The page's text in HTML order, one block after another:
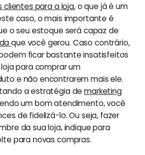
clientes para a loja, o que já é um
caso, o mais importante é
o seu estoque será capaz de
que você gerou. Caso contrário,
ficar bastante insatisfeitos
para comprar um
e não encontrarem mais ele.
a estratégia demarketing
um bom atendimento, você
de fidelizá-lo. Ou seja, fazer
da sua loja, indique para
para novas compras.